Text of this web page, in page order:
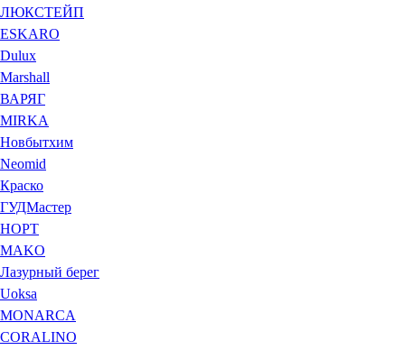
ЛЮКСТЕЙП
ESKARO
Dulux
Marshall
ВАРЯГ
MIRKA
Новбытхим
Neomid
Краско
ГУДМастер
НОРТ
MAKO
Лазурный берег
Uoksa
MONARCA
CORALINO